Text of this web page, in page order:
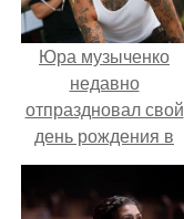
Юра музыченко
недавно
отпраздновал свой
день рождения в
кругу самых
близких и родных